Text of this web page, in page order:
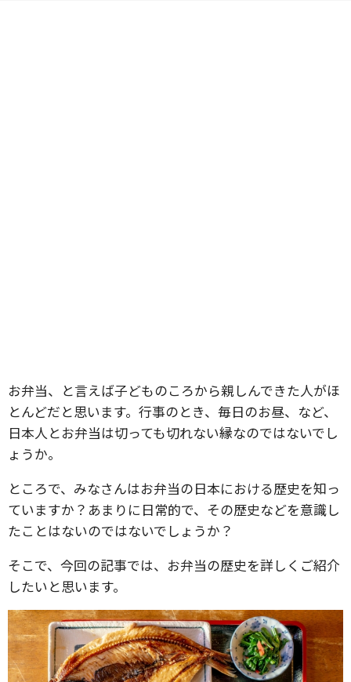
お弁当、と言えば子どものころから親しんできた人がほ
とんどだと思います。行事のとき、毎日のお昼、など、
日本人とお弁当は切っても切れない縁なのではないでし
ょうか。
ところで、みなさんはお弁当の日本における歴史を知っ
ていますか？あまりに日常的で、その歴史などを意識し
たことはないのではないでしょうか？
そこで、今回の記事では、お弁当の歴史を詳しくご紹介
したいと思います。